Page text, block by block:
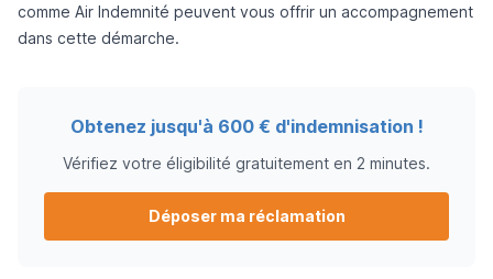
comme Air Indemnité peuvent vous offrir un accompagnement
dans cette démarche.
Obtenez jusqu'à 600 € d'indemnisation !
Vérifiez votre éligibilité gratuitement en 2 minutes.
Déposer ma réclamation